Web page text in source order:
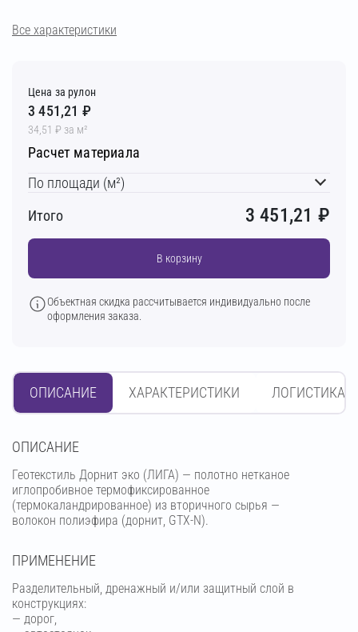
Все характеристики
Цена за рулон
3 451,21 ₽
34,51 ₽ за м²
Расчет материала
По площади (м²)
Итого
3 451,21 ₽
В корзину
Объектная скидка рассчитывается индивидуально после
оформления заказа.
ОПИСАНИЕ ХАРАКТЕРИСТИКИ ЛОГИСТИКА
OПИСАНИЕ
Геотекстиль Дорнит эко (ЛИГА) — полотно нетканое
иглопробивное термофиксированное
(термокаландрированное) из вторичного сырья —
волокон полиэфира (дорнит, GTX-N).
ПРИМЕНЕНИЕ
Разделительный, дренажный и/или защитный слой в
конструкциях:
— дорог,